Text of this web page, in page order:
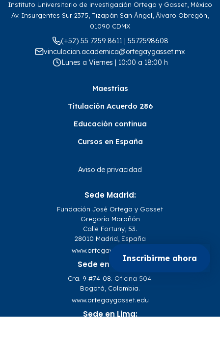
Inscribirme ahora
Instituto Universitario de investigación Ortega y Gasset, México
Av. Insurgentes Sur 2375, Tizapán San Ángel, Álvaro Obregón,
01090 CDMX
(+52) 55 7259 8611 | 5572598608
vinculacion.academica@ortegaygasset.mx
Lunes a Viernes | 10:00 a 18:00 h
Maestrías
Titulación Acuerdo 286
Educación continua
Cursos en España
Aviso de privacidad
Sede Madrid:
Fundación José Ortega y Gasset
Gregorio Marañón
Calle Fortuny, 53.
28010 Madrid, España
www.ortegaygasset.edu
Sede en Bogotá:
Cra. 9 #74-08. Oficina 504.
Bogotá, Colombia.
www.ortegaygasset.edu
Sede en Lima: